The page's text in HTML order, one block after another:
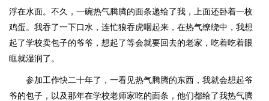
浮在水面。不久，一碗热气腾腾的面条递给了我，上面还卧着一枚
鸡蛋。我吞了一下口水，连忙狼吞虎咽起来，在热气缭绕中，我想
起了学校卖包子的爷爷，想起了等会就要回去的老家，吃着吃着眼
眶就湿润了。
参加工作快二十年了，一看见热气腾腾的东西，我就会想起爷
爷的包子，以及那年在学校老师家吃的面条，他们都给了我热气腾